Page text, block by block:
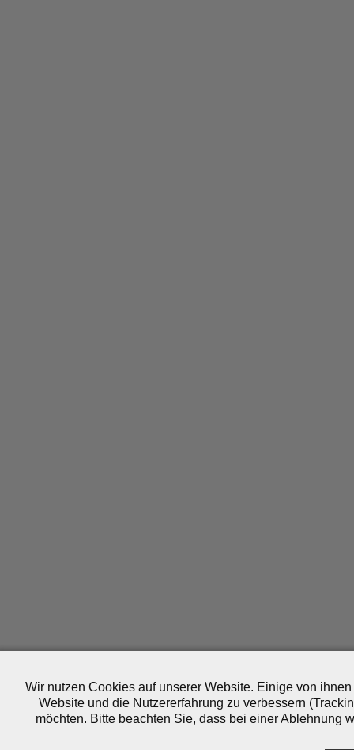
Wir nutzen Cookies auf unserer Website. Einige von
Website und die Nutzererfahrung zu verbessern
möchten. Bitte beachten Sie, dass bei einer Ablehnung